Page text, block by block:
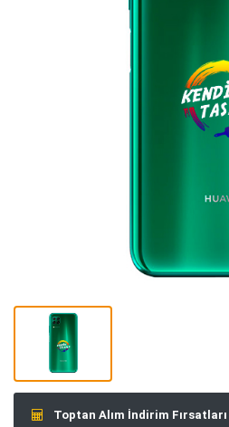
Toptan Alım İndirim Fırsatları